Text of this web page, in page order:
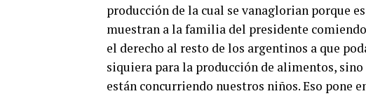
producción de la cual se vanaglorian porque
muestran a la familia del presidente
el derecho al resto de los argentinos a que
siquiera para la producción de alimentos,
están concurriendo nuestros niños. Eso pone